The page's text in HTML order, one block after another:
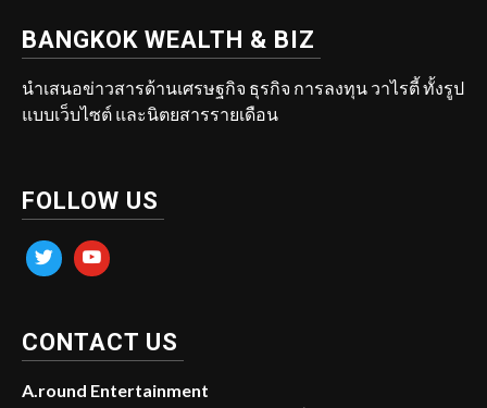
BANGKOK WEALTH & BIZ
นำเสนอข่าวสารด้านเศรษฐกิจ ธุรกิจ การลงทุน วาไรตี้ ทั้งรูป
แบบเว็บไซต์ และนิตยสารรายเดือน
FOLLOW US
twitter youtube
CONTACT US
A.round Entertainment